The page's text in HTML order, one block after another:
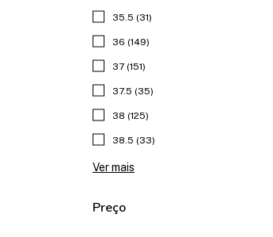
35.5 (31)
36 (149)
37 (151)
37.5 (35)
38 (125)
38.5 (33)
Ver mais
Preço